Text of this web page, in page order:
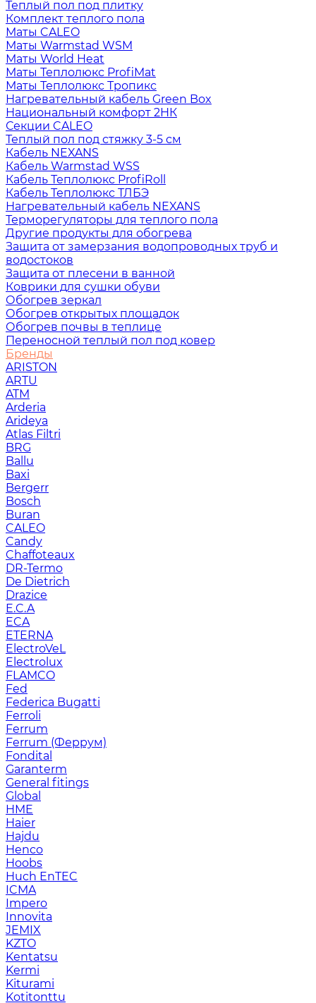
Теплый пол под плитку
Комплект теплого пола
Маты CALEO
Маты Warmstad WSM
Маты World Heat
Маты Теплолюкс ProfiMat
Маты Теплолюкс Тропикс
Нагревательный кабель Green Box
Национальный комфорт 2НК
Секции CALEO
Теплый пол под стяжку 3-5 см
Кабель NEXANS
Кабель Warmstad WSS
Кабель Теплолюкс ProfiRoll
Кабель Теплолюкс ТЛБЭ
Нагревательный кабель NEXANS
Терморегуляторы для теплого пола
Другие продукты для обогрева
Защита от замерзания водопроводных труб и
водостоков
Защита от плесени в ванной
Коврики для сушки обуви
Обогрев зеркал
Обогрев открытых площадок
Обогрев почвы в теплице
Переносной теплый пол под ковер
Бренды
ARISTON
ARTU
ATM
Arderia
Arideya
Atlas Filtri
BRG
Ballu
Baxi
Bergerr
Bosch
Buran
CALEO
Candy
Chaffoteaux
DR-Termo
De Dietrich
Drazice
E.C.A
ECA
ETERNA
ElectroVeL
Electrolux
FLAMCO
Fed
Federica Bugatti
Ferroli
Ferrum
Ferrum (Феррум)
Fondital
Garanterm
General fitings
Global
HME
Haier
Hajdu
Henco
Hoobs
Huch EnTEC
ICMA
Impero
Innovita
JEMIX
KZTO
Kentatsu
Kermi
Kiturami
Kotitonttu